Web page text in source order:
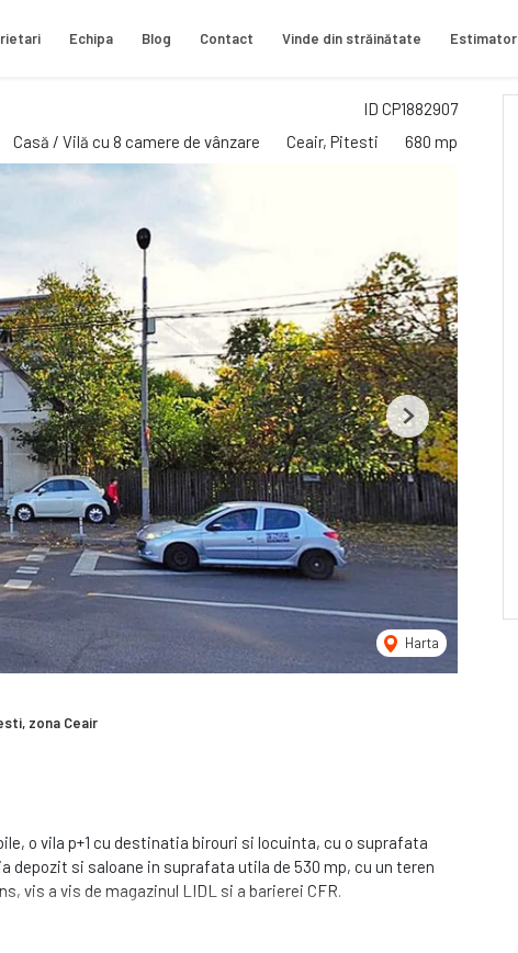
Echipa Blog Contact Vinde din străinătate Estimator
ID CP1882907
Casă / Vilă cu 8 camere de vânzare Ceair, Pitesti 680 mp
Harta
Next
zona Ceair
o vila p+1 cu destinatia birouri si locuinta, cu o suprafata
depozit si saloane in suprafata utila de 530 mp, cu un teren
vis a vis de magazinul LIDL si a barierei CFR.